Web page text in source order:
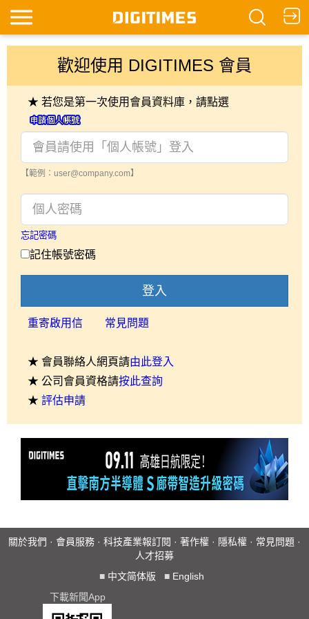
歡迎使用 DIGITIMES 會員
★ 若您是第一次使用會員資料庫，請點選
【範例：user@company.com】
忘記密碼
記住帳號密碼
登入
重寄啟用信 常見問題
★ 會員聯絡人網頁請由此登入
★ 公司會員資格請按此查詢
★ 評估申請
關於我們 · 會員服務 · 科技產業報訂閱 · 著作權 · 隱私權 · 常見問題 ·
人才招募
■ 中文简体版 ■ English
下載新聞App